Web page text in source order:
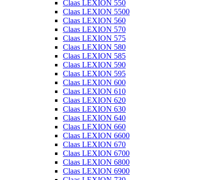
Claas LEXION 550
Claas LEXION 5500
Claas LEXION 560
Claas LEXION 570
Claas LEXION 575
Claas LEXION 580
Claas LEXION 585
Claas LEXION 590
Claas LEXION 595
Claas LEXION 600
Claas LEXION 610
Claas LEXION 620
Claas LEXION 630
Claas LEXION 640
Claas LEXION 660
Claas LEXION 6600
Claas LEXION 670
Claas LEXION 6700
Claas LEXION 6800
Claas LEXION 6900